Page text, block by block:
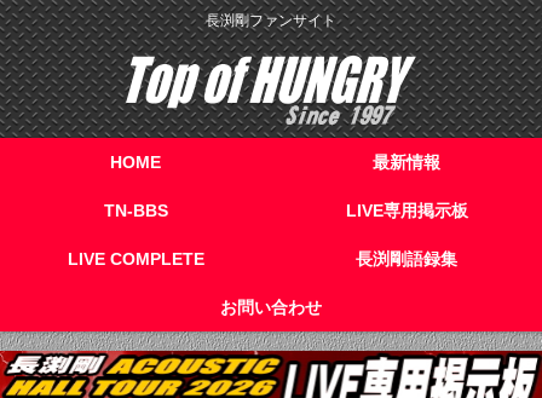
長渕剛ファンサイト
HOME 最新情報
TN-BBS LIVE専用掲示板
LIVE COMPLETE 長渕剛語録集
お問い合わせ